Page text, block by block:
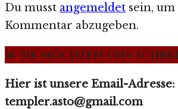
Du musst angemeldet sein,
Kommentar abzugeben.
⚔️ Sie möchten uns
Hier ist unsere Email-Adresse:
templer.asto@gmail.com